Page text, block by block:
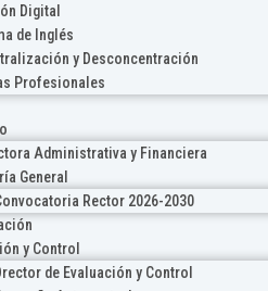
Digital
de Inglés
y Desconcentración
Profesionales
Administrativa y Financiera
General
Rector 2026-2030
y Control
de Evaluación y Control